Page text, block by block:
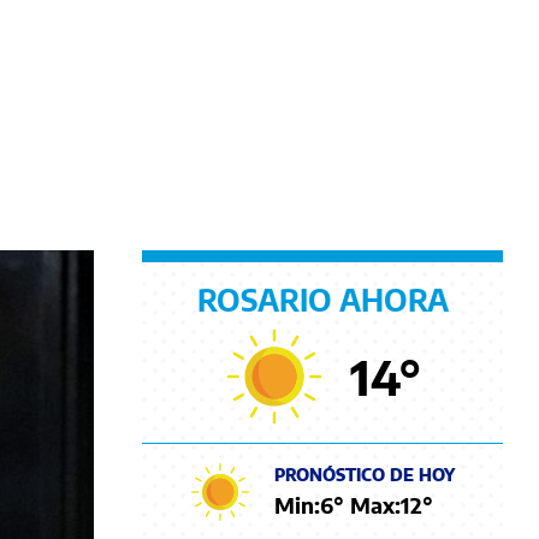
ROSARIO AHORA
14°
PRONÓSTICO DE HOY
Min:6° Max:12°